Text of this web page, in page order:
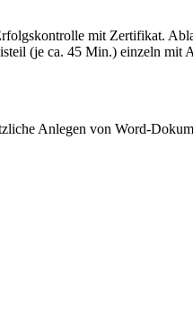
mit Zertifikat.
(je ca. 45 Min.) einzeln
Anlegen von Word-